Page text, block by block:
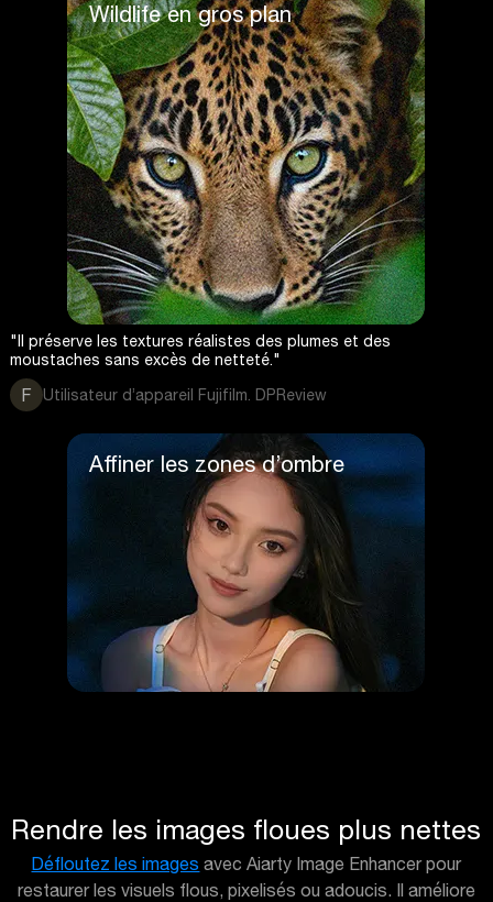
Wildlife en gros plan
"Il préserve les textures réalistes des plumes et des
moustaches sans excès de netteté."
F Utilisateur d’appareil Fujifilm. DPReview
Affiner les zones d’ombre
Rendre les images floues plus nettes
Défloutez les images avec Aiarty Image Enhancer pour
restaurer les visuels flous, pixelisés ou adoucis. Il améliore